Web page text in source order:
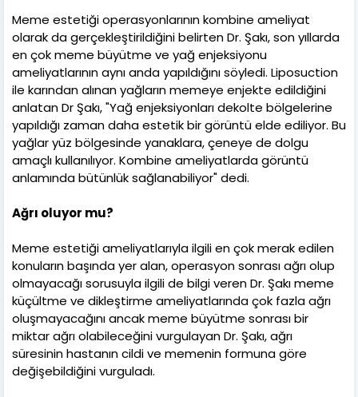
Meme estetiği operasyonlarının kombine ameliyat
olarak da gerçekleştirildiğini belirten Dr. Şakı, son yıllarda
en çok meme büyütme ve yağ enjeksiyonu
ameliyatlarının aynı anda yapıldığını söyledi. Liposuction
ile karından alınan yağların memeye enjekte edildiğini
anlatan Dr Şakı, "Yağ enjeksiyonları dekolte bölgelerine
yapıldığı zaman daha estetik bir görüntü elde ediliyor. Bu
yağlar yüz bölgesinde yanaklara, çeneye de dolgu
amaçlı kullanılıyor. Kombine ameliyatlarda görüntü
anlamında bütünlük sağlanabiliyor" dedi.
Ağrı oluyor mu?
Meme estetiği ameliyatlarıyla ilgili en çok merak edilen
konuların başında yer alan, operasyon sonrası ağrı olup
olmayacağı sorusuyla ilgili de bilgi veren Dr. Şakı meme
küçültme ve dikleştirme ameliyatlarında çok fazla ağrı
oluşmayacağını ancak meme büyütme sonrası bir
miktar ağrı olabileceğini vurgulayan Dr. Şakı, ağrı
süresinin hastanın cildi ve memenin formuna göre
değişebildiğini vurguladı.